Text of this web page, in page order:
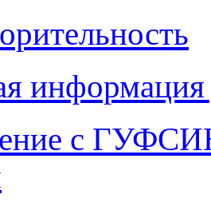
с